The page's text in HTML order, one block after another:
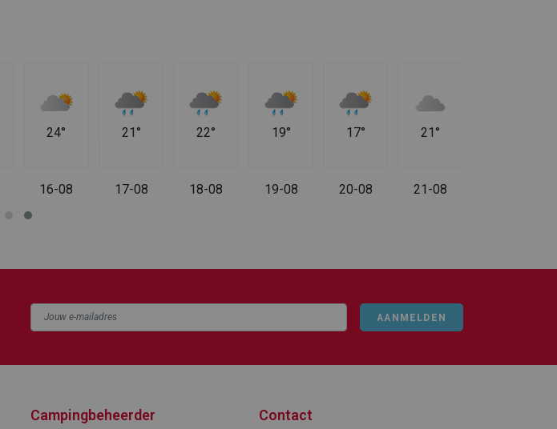
24°
16-08
21°
17-08
22°
18-08
19°
19-08
17°
20-08
21°
21-08
AANMELDEN
Campingbeheerder Contact